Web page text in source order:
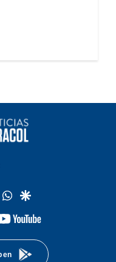
twitterwhatsapp
google
youtube-
en